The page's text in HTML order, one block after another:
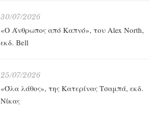
30/07/2026
«O Άνθρωπος από Καπνό», του Alex North,
εκδ. Bell
25/07/2026
«Όλα λάθος», της Κατερίνας Τσαμπά, εκδ.
Νίκας